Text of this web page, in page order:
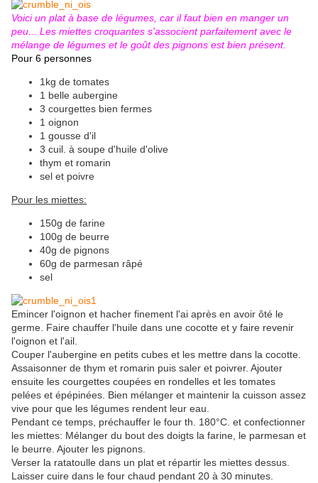
Voici un plat à base de légumes, car il faut bien en manger un
peu... Les miettes croquantes s'associent parfaitement avec le
mélange de légumes et le goût des pignons est bien présent.
Pour 6 personnes
1kg de tomates
1 belle aubergine
3 courgettes bien fermes
1 oignon
1 gousse d'il
3 cuil. à soupe d'huile d'olive
thym et romarin
sel et poivre
Pour les miettes:
150g de farine
100g de beurre
40g de pignons
60g de parmesan râpé
sel
Emincer l'oignon et hacher finement l'ai après en avoir ôté le
germe. Faire chauffer l'huile dans une cocotte et y faire revenir
l'oignon et l'ail.
Couper l'aubergine en petits cubes et les mettre dans la cocotte.
Assaisonner de thym et romarin puis saler et poivrer. Ajouter
ensuite les courgettes coupées en rondelles et les tomates
pelées et épépinées. Bien mélanger et maintenir la cuisson assez
vive pour que les légumes rendent leur eau.
Pendant ce temps, préchauffer le four th. 180°C. et confectionner
les miettes: Mélanger du bout des doigts la farine, le parmesan et
le beurre. Ajouter les pignons.
Verser la ratatoulle dans un plat et répartir les miettes dessus.
Laisser cuire dans le four chaud pendant 20 à 30 minutes.